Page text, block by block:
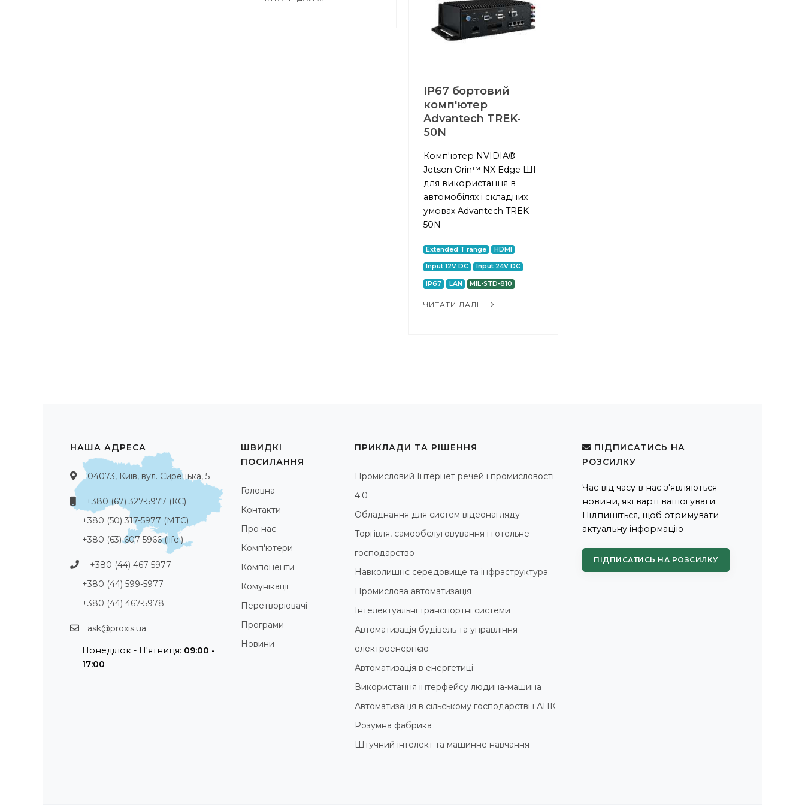
IP67 бортовий
комп'ютер
Advantech TREK-
50N
Комп'ютер NVIDIA®
Jetson Orin™ NX Edge ШІ
для використання в
автомобілях і складних
умовах Advantech TREK-
50N
Extended T range HDMI
Input 12V DC Input 24V DC
IP67 LAN MIL-STD-810
ЧИТАТИ ДАЛІ...
НАША АДРЕСА
04073, Київ, вул. Сирецька, 5
+380 (67) 327-5977 (КС)
+380 (50) 317-5977 (МТС)
+380 (63) 607-5966 (life:)
+380 (44) 467-5977
+380 (44) 599-5977
+380 (44) 467-5978
ask@proxis.ua
Понеділок - П'ятниця: 09:00 -
17:00
ШВИДКІ
ПОСИЛАННЯ
Головна
Контакти
Про нас
Комп'ютери
Компоненти
Комунікації
Перетворювачі
Програми
Новини
ПРИКЛАДИ ТА РІШЕННЯ
Промисловий Інтернет речей і промисловості
4.0
Обладнання для систем відеонагляду
Торгівля, самообслуговування і готельне
господарство
Навколишнє середовище та інфраструктура
Промислова автоматизація
Інтелектуальні транспортні системи
Автоматизація будівель та управління
електроенергією
Автоматизація в енергетиці
Використання інтерфейсу людина-машина
Автоматизація в сільському господарстві і АПК
Розумна фабрика
Штучний інтелект та машинне навчання
ПІДПИСАТИСЬ НА
РОЗСИЛКУ
Час від часу в нас з'являються
новини, які варті вашої уваги.
Підпишіться, щоб отримувати
актуальну інформацію
ПІДПИСАТИСЬ НА РОЗСИЛКУ